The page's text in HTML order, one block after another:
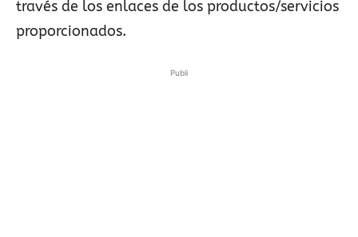
través de los enlaces de los productos/servicios
proporcionados.
Publi